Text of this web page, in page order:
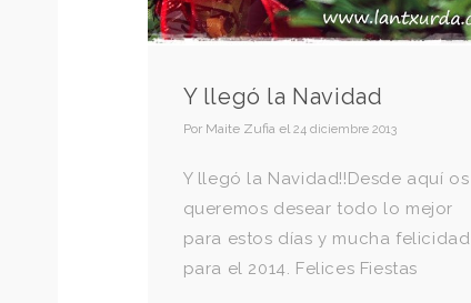
Y llegó la Navidad
Por Maite Zufia el24 diciembre 2013
Y llegó la Navidad!!Desde aquí os
queremos desear todo lo mejor
para estos días y mucha felicidad
para el 2014. Felices Fiestas